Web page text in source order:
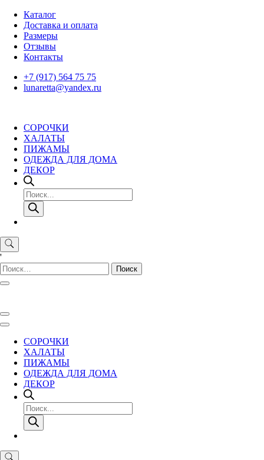
Skip
content
Каталог
Доставка и оплата
Размеры
Отзывы
Контакты
+7 (917) 564 75 75
lunaretta@yandex.ru
СОРОЧКИ
ХАЛАТЫ
ПИЖАМЫ
ОДЕЖДА ДЛЯ ДОМА
ДЕКОР
Поиск
товаров
'
Найти:
СОРОЧКИ
ХАЛАТЫ
ПИЖАМЫ
ОДЕЖДА ДЛЯ ДОМА
ДЕКОР
Поиск
товаров